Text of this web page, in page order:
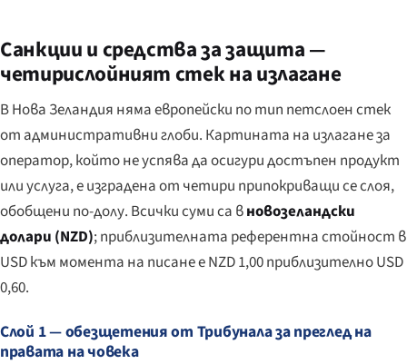
Санкции и средства за защита —
четирислойният стек на излагане
В Нова Зеландия няма европейски по тип петслоен стек
от административни глоби. Картината на излагане за
оператор, който не успява да осигури достъпен продукт
или услуга, е изградена от четири припокриващи се слоя,
обобщени по-долу. Всички суми са вновозеландски
долари (NZD); приблизителната референтна стойност в
USD към момента на писане е NZD 1,00 приблизително USD
0,60.
Слой 1 — обезщетения от Трибунала за преглед на
правата на човека